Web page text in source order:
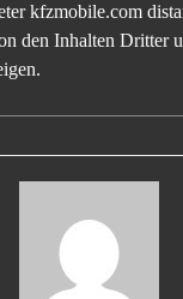
kfzmobile.com
den Inhalten Dritter